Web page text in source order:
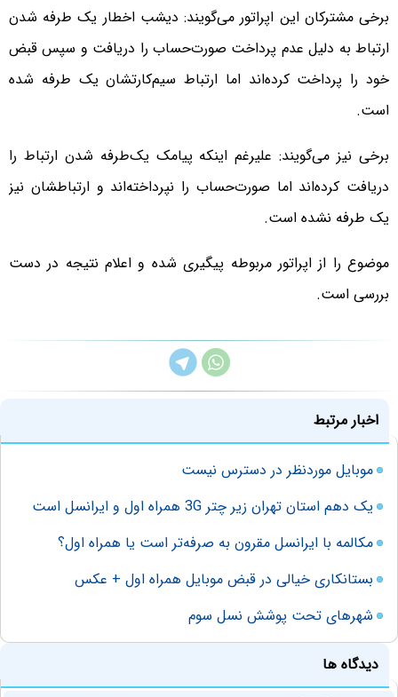
برخی مشترکان این اپراتور می‌گویند: دیشب اخطار یک طرفه شدن
ارتباط به دلیل عدم پرداخت صورت‌حساب را دریافت و سپس قبض
خود را پرداخت کرده‌اند اما ارتباط سیم‌کارتشان یک طرفه شده
است.
برخی نیز می‌گویند: علیرغم اینکه پیامک یک‌طرفه شدن ارتباط را
دریافت کرده‌اند اما صورت‌حساب را نپرداخته‌اند و ارتباطشان نیز
یک طرفه نشده است.
موضوع را از اپراتور مربوطه پیگیری شده و اعلام نتیجه در دست
بررسی است.
اخبار مرتبط
موبایل موردنظر در دسترس نیست
یک دهم استان تهران زیر چتر 3G همراه اول و ایرانسل است
مکالمه با ایرانسل مقرون به صرفه‌تر است یا همراه اول؟
بستانکاری خیالی در قبض موبایل همراه اول + عکس
شهرهای تحت پوشش نسل سوم
دیدگاه ها